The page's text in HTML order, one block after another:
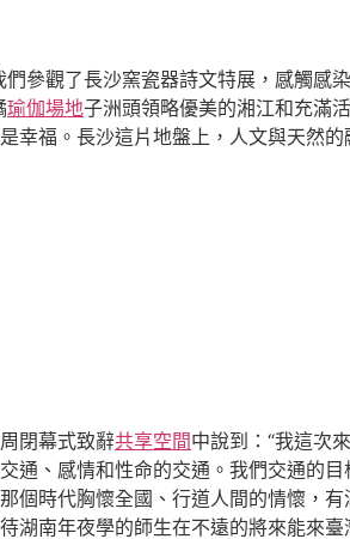
參觀了長沙窯瓷器詩文特展，感觸感
瑜伽場地子洲頭領略優美的湘江和充滿
幸福。長沙這片地盤上，人文與天然
閉幕式致辭共享空間中說到：“我這次
通、感情和性命的交通。我們交通的
個時代胸懷全國、行道人間的情懷，
湖南年夜學的師生在不遠的將來能來臺